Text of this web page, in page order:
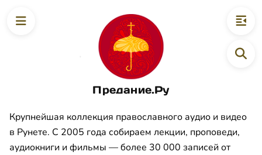
Предание.Ру
Крупнейшая коллекция православного аудио и видео
в Рунете. С 2005 года собираем лекции, проповеди,
аудиокниги и фильмы — более 30 000 записей от